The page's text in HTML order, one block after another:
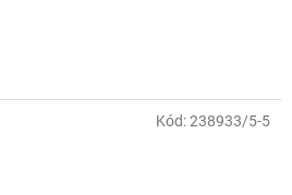
Kód:238933/5-5